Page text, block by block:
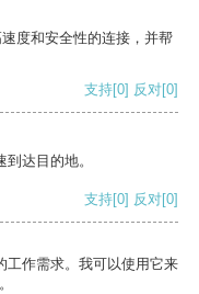
度和安全性的连接，并帮
支持[0] 反对[0]
达目的地。
支持[0] 反对[0]
工作需求。我可以使用它来